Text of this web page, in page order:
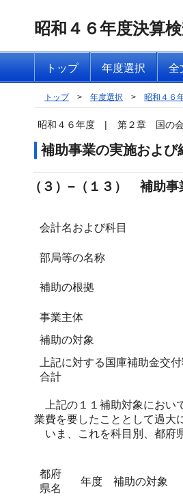
昭和４６年度決算
トップ 年度選択 全
トップ > 年度選択 > 昭和４６
昭和４６年度 | 第２章 国の
補助事業の実施およ
（３）−（１３） 補助事
会計名および科目
部局等の名称
補助の根拠
事業主体
補助の対象
上記に対する国庫補助金交
合計
上記の１１補助対象におい
業費を要したこととして過大
いま、これを科目別、都府
都府
県名
年度 補助の対象